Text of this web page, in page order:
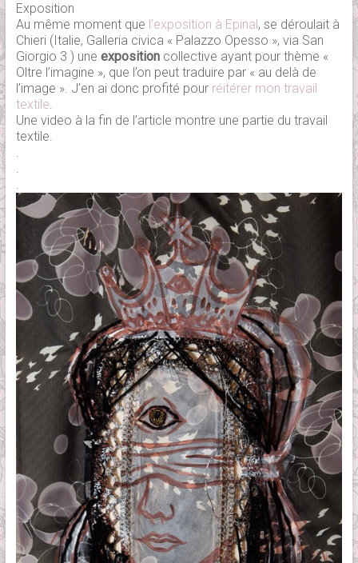
Exposition
Au même moment que l’exposition à Epinal , se déroulait à
Chieri (Italie, Galleria civica « Palazzo Opesso », via San
Giorgio 3 ) une expositioncollective ayant pour thème «
Oltre l’imagine », que l’on peut traduire par « au delà de
l’image ». J’en ai donc profité pourréitérer mon travail
textile.
Une video à la fin de l’article montre une partie du travail
textile.
.
.
.